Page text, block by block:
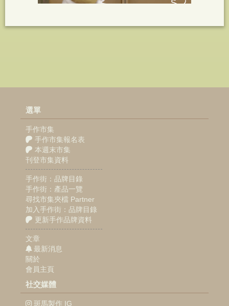
選單
手作市集
手作市集報名表
本週末市集
刊登市集資料
手作街：品牌目錄
手作街：產品一覽
尋找市集夾檔 Partner
加入手作街：品牌目錄
更新手作品牌資料
文章
最新消息
關於
會員主頁
社交媒體
斑馬製作 IG